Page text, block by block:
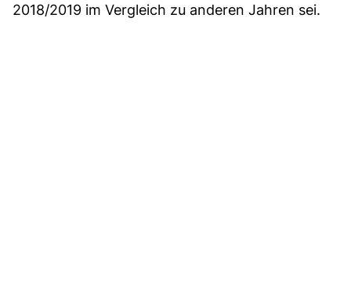
2018/2019 im Vergleich zu anderen Jahren sei.